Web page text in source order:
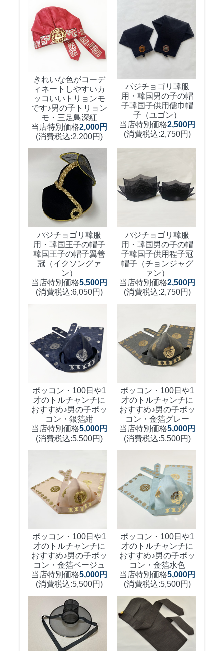
きれいな色がコーデ
ィネートしやすいカ
ッコいいトリョンモ
です♪男の子トリョン
モ・三足鳥深紅
当店特別価格2,000円
(消費税込:2,200円)
パジチョゴリ韓服
用・韓国男の子の帽
子韓国子供用儒巾帽
子（ユゴン）
当店特別価格2,500円
(消費税込:2,750円)
パジチョゴリ韓服
用・韓国王子の帽子
韓国王子の帽子翼善
冠（イクソングァ
ン）
当店特別価格5,500円
(消費税込:6,050円)
パジチョゴリ韓服
用・韓国男の子の帽
子韓国子供用程子冠
帽子（チョンジャグ
ァン）
当店特別価格2,500円
(消費税込:2,750円)
ポッコン・100日や1
才のトルチャンチに
おすすめ♪男の子ポッ
コン・銀箔紺
当店特別価格5,000円
(消費税込:5,500円)
ポッコン・100日や1
才のトルチャンチに
おすすめ♪男の子ポッ
コン・金箔グレー
当店特別価格5,000円
(消費税込:5,500円)
ポッコン・100日や1
才のトルチャンチに
おすすめ♪男の子ポッ
コン・金箔ベージュ
当店特別価格5,000円
(消費税込:5,500円)
ポッコン・100日や1
才のトルチャンチに
おすすめ♪男の子ポッ
コン・金箔水色
当店特別価格5,000円
(消費税込:5,500円)